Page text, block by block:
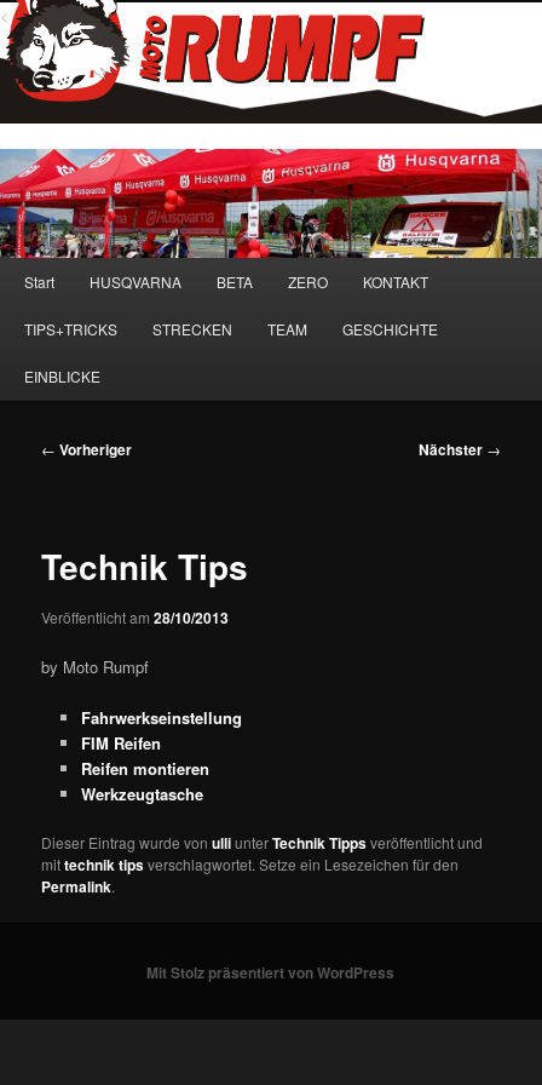
<
Zum
primären
Inhalt
springen
Start HUSQVARNA BETA ZERO KONTAKT
TIPS+TRICKS STRECKEN TEAM GESCHICHTE
EINBLICKE
Beitragsnavigation
← Vorheriger Nächster →
Technik Tips
Veröffentlicht am28/10/2013
by Moto Rumpf
Fahrwerkseinstellung
FIM Reifen
Reifen montieren
Werkzeugtasche
Dieser Eintrag wurde vonulliunterTechnik Tippsveröffentlicht und
mittechnik tipsverschlagwortet. Setze ein Lesezeichen für den
Permalink.
Mit Stolz präsentiert von WordPress